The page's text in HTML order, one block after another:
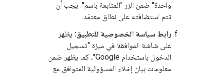
واحدة" ضمن الزر "المتابعة باسم". يجب أن
تتم استضافته على نطاق معتمَد.
رابط سياسة الخصوصية للتطبيق: يظهر
على شاشة الموافقة في ميزة "تسجيل
الدخول باستخدام Google"، كما يظهر ضمن
معلومات بيان إخلاء المسؤولية المتوافق مع